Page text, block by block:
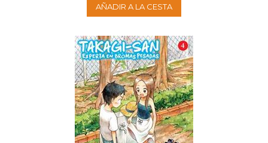
AÑADIR A LA CESTA